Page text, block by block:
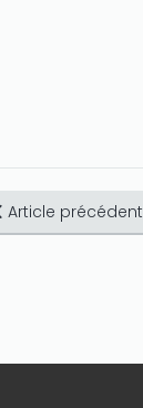
Article précédent